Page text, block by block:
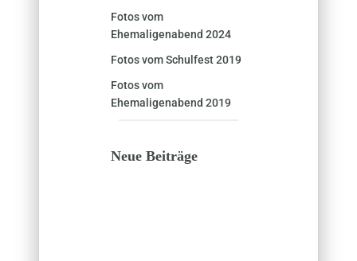
Fotos vom
Ehemaligenabend 2024
Fotos vom Schulfest 2019
Fotos vom
Ehemaligenabend 2019
Neue Beiträge